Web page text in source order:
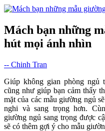
Mách bạn những
hút mọi ánh nhìn
-- Chinh Tran
Giúp không gian phòng ngủ
cũng như giúp bạn cảm thấy
mặt của các mẫu giường ngủ
nghi và sang trọng hơn.
giường ngủ sang trọng được
sẽ có thêm gợi ý cho mẫu